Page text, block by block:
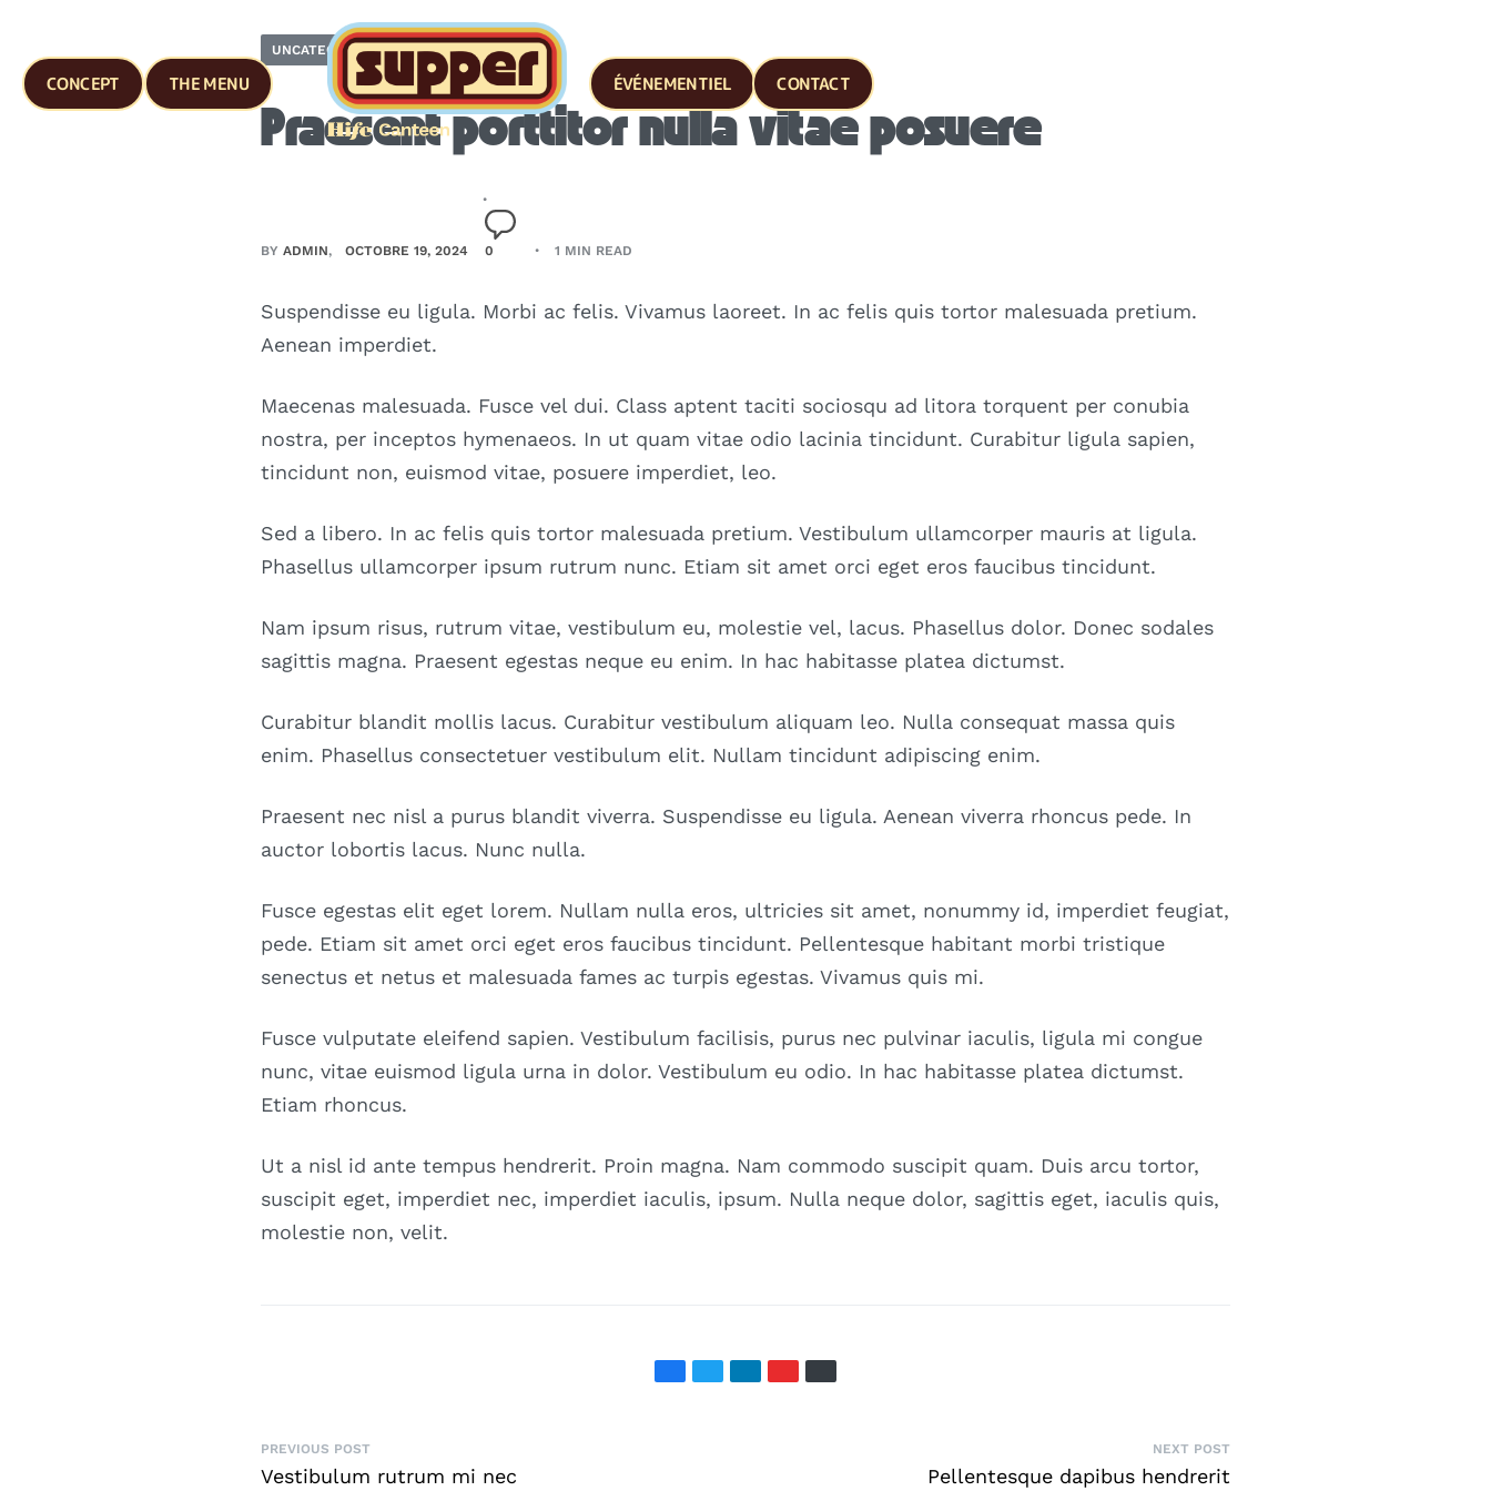
CONCEPT THE MENU ÉVÉNEMENTIEL CONTACT
UNCATEGORIZED
Praesent porttitor nulla vitae posuere
BYADMIN OCTOBRE 19, 2024 0 1 MIN READ
Suspendisse eu ligula. Morbi ac felis. Vivamus laoreet. In ac felis quis tortor malesuada pretium.
Aenean imperdiet.
Maecenas malesuada. Fusce vel dui. Class aptent taciti sociosqu ad litora torquent per conubia
nostra, per inceptos hymenaeos. In ut quam vitae odio lacinia tincidunt. Curabitur ligula sapien,
tincidunt non, euismod vitae, posuere imperdiet, leo.
Sed a libero. In ac felis quis tortor malesuada pretium. Vestibulum ullamcorper mauris at ligula.
Phasellus ullamcorper ipsum rutrum nunc. Etiam sit amet orci eget eros faucibus tincidunt.
Nam ipsum risus, rutrum vitae, vestibulum eu, molestie vel, lacus. Phasellus dolor. Donec sodales
sagittis magna. Praesent egestas neque eu enim. In hac habitasse platea dictumst.
Curabitur blandit mollis lacus. Curabitur vestibulum aliquam leo. Nulla consequat massa quis
enim. Phasellus consectetuer vestibulum elit. Nullam tincidunt adipiscing enim.
Praesent nec nisl a purus blandit viverra. Suspendisse eu ligula. Aenean viverra rhoncus pede. In
auctor lobortis lacus. Nunc nulla.
Fusce egestas elit eget lorem. Nullam nulla eros, ultricies sit amet, nonummy id, imperdiet feugiat,
pede. Etiam sit amet orci eget eros faucibus tincidunt. Pellentesque habitant morbi tristique
senectus et netus et malesuada fames ac turpis egestas. Vivamus quis mi.
Fusce vulputate eleifend sapien. Vestibulum facilisis, purus nec pulvinar iaculis, ligula mi congue
nunc, vitae euismod ligula urna in dolor. Vestibulum eu odio. In hac habitasse platea dictumst.
Etiam rhoncus.
Ut a nisl id ante tempus hendrerit. Proin magna. Nam commodo suscipit quam. Duis arcu tortor,
suscipit eget, imperdiet nec, imperdiet iaculis, ipsum. Nulla neque dolor, sagittis eget, iaculis quis,
molestie non, velit.
PREVIOUS POST
Vestibulum rutrum mi nec
NEXT POST
Pellentesque dapibus hendrerit